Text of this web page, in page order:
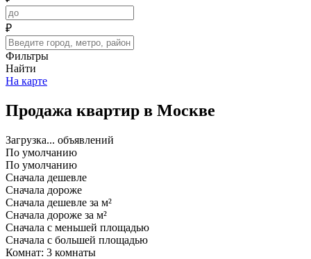
₽
Фильтры
Найти
На карте
Продажа квартир в Москве
Загрузка... объявлений
По умолчанию
По умолчанию
Сначала дешевле
Сначала дороже
Сначала дешевле за м²
Сначала дороже за м²
Сначала с меньшей площадью
Сначала с большей площадью
Комнат: 3 комнаты